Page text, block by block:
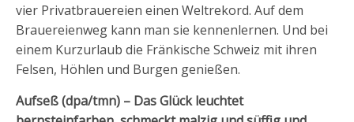
vier Privatbrauereien einen Weltrekord. Auf dem
Brauereienweg kann man sie kennenlernen. Und bei
einem Kurzurlaub die Fränkische Schweiz mit ihren
Felsen, Höhlen und Burgen genießen.
Aufseß (dpa/tmn) – Das Glück leuchtet